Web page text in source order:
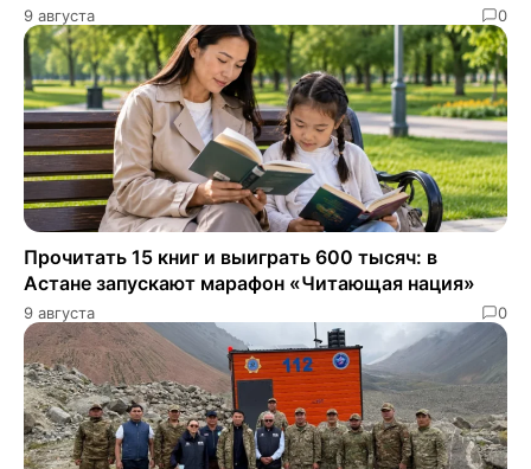
9 августа 0
Прочитать 15 книг и выиграть 600 тысяч: в
Астане запускают марафон «Читающая нация»
9 августа 0